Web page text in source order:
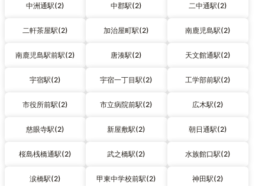
中洲通駅(2) 中郡駅(2) 二中通駅(2)
二軒茶屋駅(2) 加治屋町駅(2) 南鹿児島駅(2)
南鹿児島駅前駅(2) 唐湊駅(2) 天文館通駅(2)
宇宿駅(2) 宇宿一丁目駅(2) 工学部前駅(2)
市役所前駅(2) 市立病院前駅(2) 広木駅(2)
慈眼寺駅(2) 新屋敷駅(2) 朝日通駅(2)
桜島桟橋通駅(2) 武之橋駅(2) 水族館口駅(2)
涙橋駅(2) 甲東中学校前駅(2) 神田駅(2)